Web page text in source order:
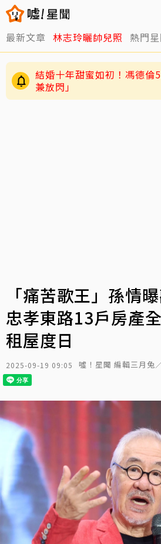
最新文章 林志玲曬帥兒照 熱門
結婚十年甜蜜如初！馮德倫
兼放閃」
「痛苦歌王」孫情
忠孝東路13戶房產
租屋度日
2025-09-19 09:05 噓！星聞 編輯三月兔